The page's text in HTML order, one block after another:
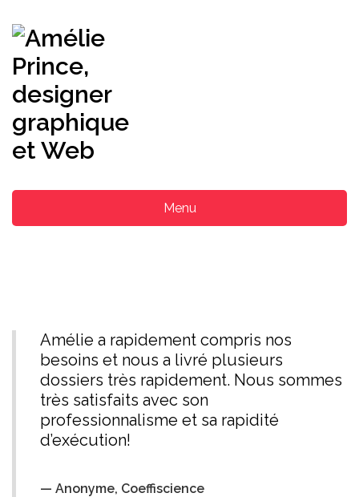
Menu
Amélie a rapidement compris nos
besoins et nous a livré plusieurs
dossiers très rapidement. Nous sommes
très satisfaits avec son
professionnalisme et sa rapidité
d’exécution!
Anonyme, Coeffiscience